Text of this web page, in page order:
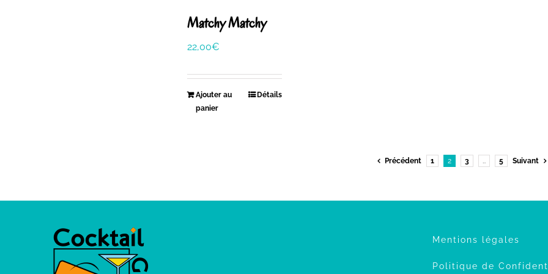
Matchy Matchy
22,00€
Ajouter au
panier
Détails
Précédent 1 2 3 5 Suivant
Mentions légales
Politique de